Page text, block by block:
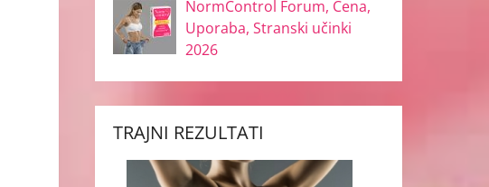
NormControl Forum, Cena,
Uporaba, Stranski učinki
2026
TRAJNI REZULTATI